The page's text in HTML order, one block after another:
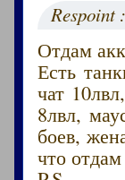
Отдам
Есть
чат
8лвл,
боев,
что